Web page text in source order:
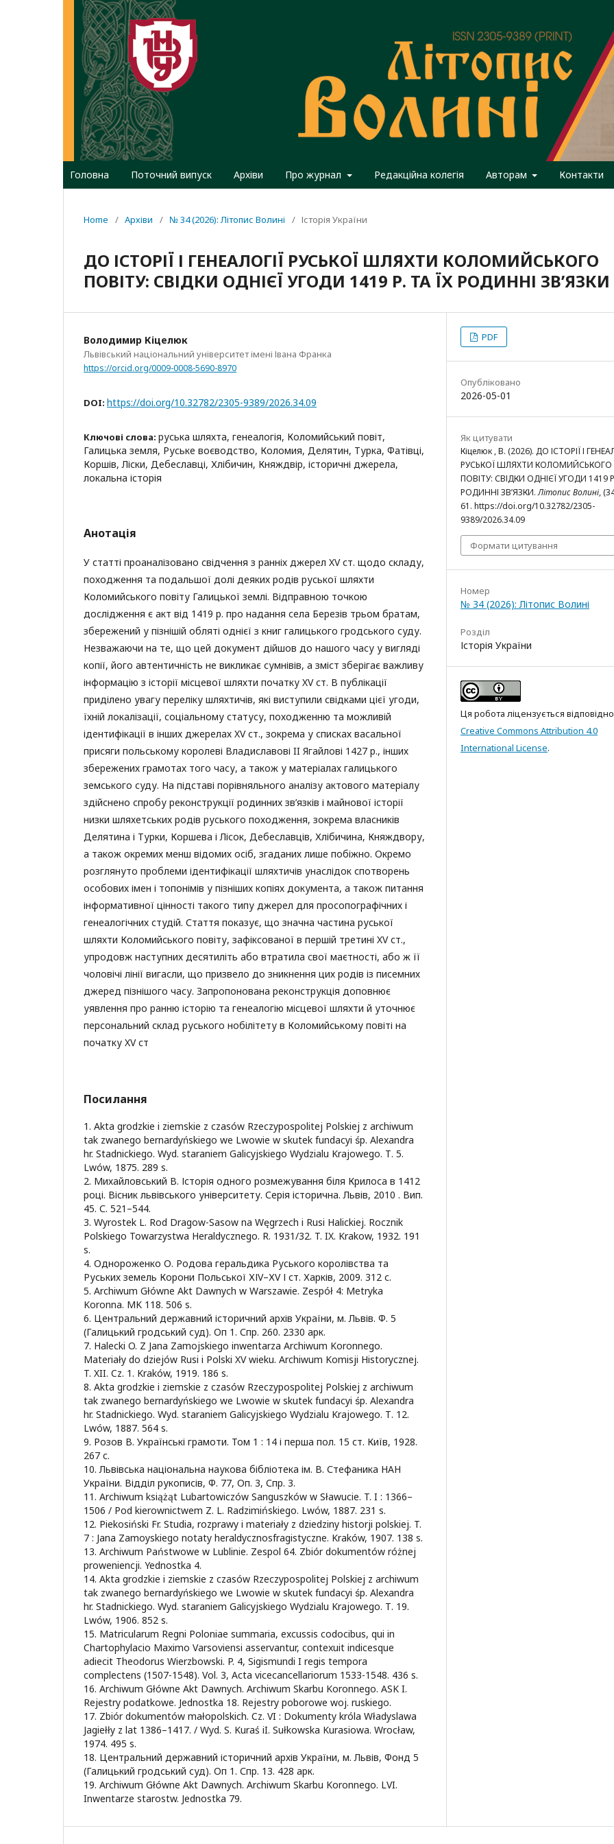
Головна Поточний випуск Архіви Про журнал Редакційна колегія Авторам Контакти
Home / Архіви / № 34 (2026): Літопис Волині / Історія України
ДО ІСТОРІЇ І ГЕНЕАЛОГІЇ РУСЬКОЇ ШЛЯХТИ КОЛОМИЙСЬКОГО
ПОВІТУ: СВІДКИ ОДНІЄЇ УГОДИ 1419 Р. ТА ЇХ РОДИННІ ЗВ’ЯЗКИ
Володимир Кіцелюк
Львівський національний університет імені Івана Франка
https://orcid.org/0009-0008-5690-8970
DOI: https://doi.org/10.32782/2305-9389/2026.34.09
Ключові слова: руська шляхта, генеалогія, Коломийський повіт,
Галицька земля, Руське воєводство, Коломия, Делятин, Турка, Фатівці,
Коршів, Ліски, Дебеславці, Хлібичин, Княждвір, історичні джерела,
локальна історія
Анотація
У статті проаналізовано свідчення з ранніх джерел XV ст. щодо складу,
походження та подальшої долі деяких родів руської шляхти
Коломийського повіту Галицької землі. Відправною точкою
дослідження є акт від 1419 р. про надання села Березів трьом братам,
збережений у пізнішій обляті однієї з книг галицького гродського суду.
Незважаючи на те, що цей документ дійшов до нашого часу у вигляді
копії, його автентичність не викликає сумнівів, а зміст зберігає важливу
інформацію з історії місцевої шляхти початку XV ст. В публікації
приділено увагу переліку шляхтичів, які виступили свідками цієї угоди,
їхній локалізації, соціальному статусу, походженню та можливій
ідентифікації в інших джерелах XV ст., зокрема у списках васальної
присяги польському королеві Владиславові II Ягайлові 1427 р., інших
збережених грамотах того часу, а також у матеріалах галицького
земського суду. На підставі порівняльного аналізу актового матеріалу
здійснено спробу реконструкції родинних зв’язків і майнової історії
низки шляхетських родів руського походження, зокрема власників
Делятина і Турки, Коршева і Лісок, Дебеславців, Хлібичина, Княждвору,
а також окремих менш відомих осіб, згаданих лише побіжно. Окремо
розглянуто проблеми ідентифікації шляхтичів унаслідок спотворень
особових імен і топонімів у пізніших копіях документа, а також питання
інформативної цінності такого типу джерел для просопографічних і
генеалогічних студій. Стаття показує, що значна частина руської
шляхти Коломийського повіту, зафіксованої в першій третині XV ст.,
упродовж наступних десятиліть або втратила свої маєтності, або ж її
чоловічі лінії вигасли, що призвело до зникнення цих родів із писемних
джеред пізнішого часу. Запропонована реконструкція доповнює
уявлення про ранню історію та генеалогію місцевої шляхти й уточнює
персональний склад руського нобілітету в Коломийському повіті на
початку XV ст
Посилання
1. Akta grodzkie i ziemskie z czasów Rzeczypospolitej Polskiej z archiwum
tak zwanego bernardyńskiego we Lwowie w skutek fundacyi śp. Alexandra
hr. Stadnickiego. Wyd. staraniem Galicyjskiego Wydzialu Krajowego. Т. 5.
Lwów, 1875. 289 s.
2. Михайловський В. Історія одного розмежування біля Крилоса в 1412
році. Вісник львівського університету. Серія історична. Львів, 2010 . Вип.
45. С. 521–544.
3. Wyrostek L. Rod Dragow-Sasow na Węgrzech i Rusi Halickiej. Rocznik
Polskiego Towarzystwa Heraldycznego. R. 1931/32. T. IX. Krakow, 1932. 191
s.
4. Однороженко О. Родова геральдика Руського королівства та
Руських земель Корони Польської ХІV–ХV І ст. Харків, 2009. 312 с.
5. Archiwum Główne Akt Dawnych w Warszawie. Zespół 4: Metryka
Koronna. MK 118. 506 s.
6. Центральний державний історичний архів України, м. Львів. Ф. 5
(Галицький гродський суд). Оп 1. Спр. 260. 2330 арк.
7. Halecki O. Z Jana Zamojskiego inwentarza Archiwum Koronnego.
Materiały do dziejów Rusi i Polski XV wieku. Archiwum Komisji Historycznej.
T. XII. Cz. 1. Kraków, 1919. 186 s.
8. Akta grodzkie i ziemskie z czasów Rzeczypospolitej Polskiej z archiwum
tak zwanego bernardyńskiego we Lwowie w skutek fundacyi śp. Alexandra
hr. Stadnickiego. Wyd. staraniem Galicyjskiego Wydzialu Krajowego. Т. 12.
Lwów, 1887. 564 s.
9. Розов В. Українські грамоти. Том 1 : 14 і перша пол. 15 ст. Київ, 1928.
267 c.
10. Львівська національна наукова бібліотека ім. В. Стефаника НАН
України. Відділ рукописів, Ф. 77, Оп. 3, Спр. 3.
11. Archiwum książąt Lubartowiczów Sanguszków w Sławucie. T. I : 1366–
1506 / Pod kierownictwem Z. L. Radzimińskiego. Lwów, 1887. 231 s.
12. Piekosiński Fr. Studia, rozprawy i materiały z dziedziny historji polskiej. T.
7 : Jana Zamoyskiego notaty heraldycznosfragistyczne. Kraków, 1907. 138 s.
13. Archiwum Państwowe w Lublinie. Zespol 64. Zbiór dokumentów różnej
proweniencji. Yednostka 4.
14. Akta grodzkie i ziemskie z czasów Rzeczypospolitej Polskiej z archiwum
tak zwanego bernardyńskiego we Lwowie w skutek fundacyi śp. Alexandra
hr. Stadnickiego. Wyd. staraniem Galicyjskiego Wydzialu Krajowego. Т. 19.
Lwów, 1906. 852 s.
15. Matricularum Regni Poloniae summaria, excussis codocibus, qui in
Chartophylacio Maximo Varsoviensi asservantur, contexuit indicesque
adiecit Theodorus Wierzbowski. P. 4, Sigismundi I regis tempora
complectens (1507-1548). Vol. 3, Acta vicecancellariorum 1533-1548. 436 s.
16. Archiwum Główne Akt Dawnych. Archiwum Skarbu Koronnego. ASK I.
Rejestry podatkowe. Jednostka 18. Rejestry poborowe woj. ruskiego.
17. Zbiór dokumentów małopolskich. Cz. VI : Dokumenty króla Władyslawa
Jagiełły z lat 1386–1417. / Wyd. S. Kuraś iI. Sułkowska Kurasiowa. Wrocław,
1974. 495 s.
18. Центральний державний історичний архів України, м. Львів, Фонд 5
(Галицький гродський суд). Оп 1. Спр. 13. 428 арк.
19. Archiwum Główne Akt Dawnych. Archiwum Skarbu Koronnego. LVI.
Inwentarze starostw. Jednostka 79.
PDF
Опубліковано
2026-05-01
Як цитувати
Кіцелюк , В. (2026). ДО ІСТОРІЇ І
РУСЬКОЇ ШЛЯХТИ КОЛОМИЙСЬКОГО
ПОВІТУ: СВІДКИ ОДНІЄЇ УГОДИ 1419
РОДИННІ ЗВ’ЯЗКИ.Літопис Волині,
61. https://doi.org/10.32782/2305-
9389/2026.34.09
Формати цитування
Номер
№ 34 (2026): Літопис Волині
Розділ
Історія України
Ця робота ліцензується
Creative Commons Attribution 4.0
International License.